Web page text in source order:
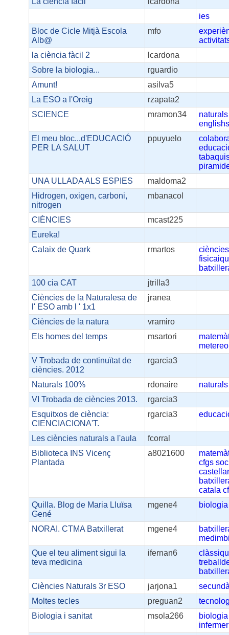
ies
Bloc de Cicle Mitjà Escola
Alb@
mfo
la ciència fàcil 2
lcardona
Sobre la biologia...
rguardio
Amunt!
asilva5
La ESO a l'Oreig
rzapata2
SCIENCE
mramon34
naturals
El meu bloc...d'EDUCACIÓ
PER LA SALUT
ppuyuelo
UNA ULLADA ALS ESPIES
maldoma2
Hidrogen, oxigen, carboni,
nitrogen
mbanacol
CIÈNCIES
mcast225
Eureka!
Calaix de Quark
rmartos
100 cia CAT
jtrilla3
Ciències de la Naturalesa de
l' ESO amb l ' 1x1
jranea
Ciències de la natura
vramiro
Els homes del temps
msartori
V Trobada de continuïtat de
ciències. 2012
rgarcia3
Naturals 100% rdonaire
naturals
VI Trobada de ciències 2013.
rgarcia3
Esquitxos de ciència:
CIENCIACIONA'T.
rgarcia3
Les ciències naturals a l'aula
fcorral
Biblioteca INS Vicenç
Plantada
a8021600
cfgs
catala
Quilla. Blog de Maria Lluïsa
Gené
mgene4 biologia
NORAI. CTMA Batxillerat mgene4
Que el teu aliment sigui la
teva medicina
ifernan6
Ciències Naturals 3r ESO
jarjona1
Moltes tecles
preguan2
Biologia i sanitat
msola266
biologia